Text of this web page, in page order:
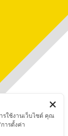
รใช้งานเว็บไซต์ คุณ
ารตั้งค่า